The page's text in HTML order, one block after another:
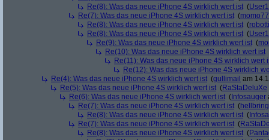
Re(8): Was das neue iPhone 4S wirklich wert ist (
Re(7): Was das neue iPhone 4S wirklich wert ist (momo77
Re(8): Was das neue iPhone 4S wirklich wert ist (robotti
Re(8): Was das neue iPhone 4S wirklich wert ist (
Re(9): Was das neue iPhone 4S wirklich wert ist (
Re(10): Was das neue iPhone 4S wirklich wert ist
Re(11): Was das neue iPhone 4S wirklich wert
Re(12): Was das neue iPhone 4S wirklich
Re(4): Was das neue iPhone 4S wirklich wert ist (gullimail am
Re(5): Was das neue iPhone 4S wirklich wert ist (RaStaDeluXe
Re(6): Was das neue iPhone 4S wirklich wert ist ( Infosauger
Re(7): Was das neue iPhone 4S wirklich wert ist (
Re(8): Was das neue iPhone 4S wirklich wert ist (
Re(7): Was das neue iPhone 4S wirklich wert ist (
Re(8): Was das neue iPhone 4S wirklich wert ist (